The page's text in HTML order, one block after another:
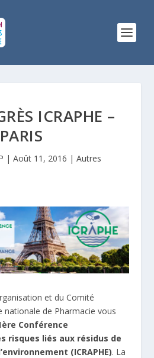
ICRAPHE –
PARIS
| Août 11, 2016 | Autres
et du Comité
nationale de Pharmacie vous
Conférence
risques liés aux résidus de
(ICRAPHE). La